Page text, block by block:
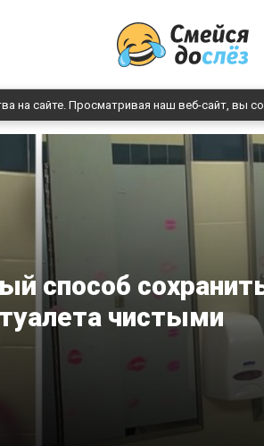
на сайте. Просматривая наш веб-сайт, вы
способ
чистыми